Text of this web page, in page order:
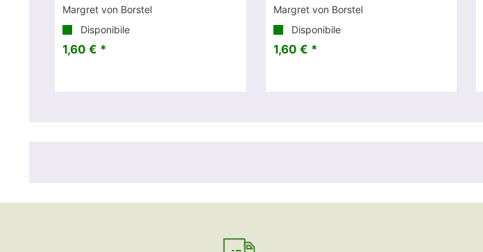
Margret von Borstel
Disponibile
1,60 € *
Margret von Borstel
Disponibile
1,60 € *